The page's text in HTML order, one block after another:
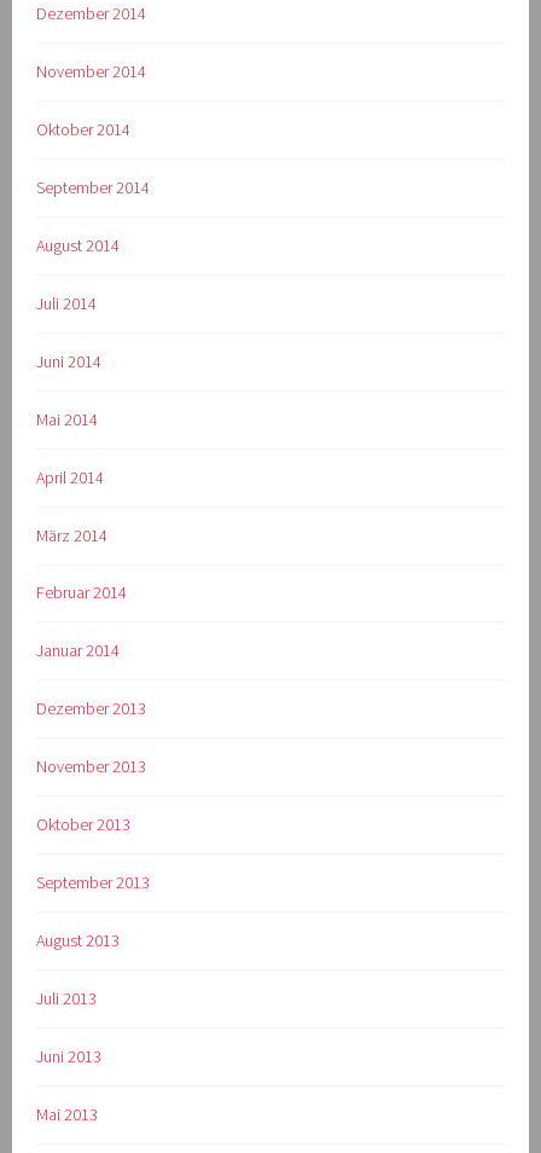
Dezember 2014
November 2014
Oktober 2014
September 2014
August 2014
Juli 2014
Juni 2014
Mai 2014
April 2014
März 2014
Februar 2014
Januar 2014
Dezember 2013
November 2013
Oktober 2013
September 2013
August 2013
Juli 2013
Juni 2013
Mai 2013